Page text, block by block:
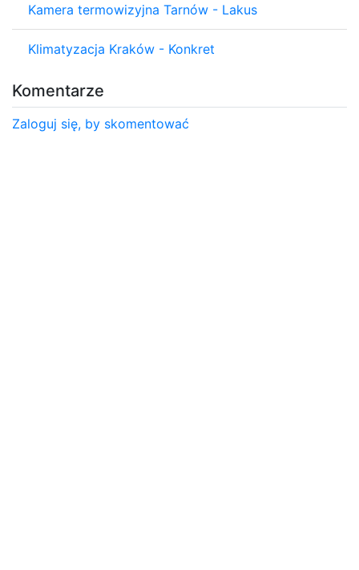
Kamera termowizyjna Tarnów - Lakus
Klimatyzacja Kraków - Konkret
Komentarze
Zaloguj się, by skomentować